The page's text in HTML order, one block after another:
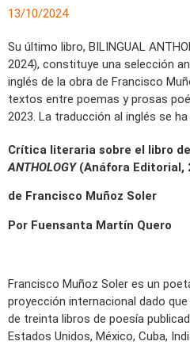
13/10/2024
Su último libro, BILINGUAL
2024), constituye una selección
inglés de la obra de Francisco
textos entre poemas y prosas
2023. La traducción al inglés se
Crítica literaria sobre el libro
ANTHOLOGY(Anáfora Editorial,
de Francisco Muñoz Soler
Por Fuensanta Martín Quero
Francisco Muñoz Soler es un
proyección internacional dado
de treinta libros de poesía
Estados Unidos, México, Cuba,